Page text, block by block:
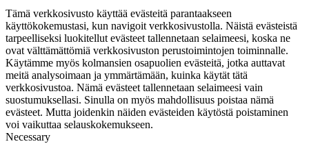
Tämä verkkosivusto käyttää evästeitä parantaakseen
käyttökokemustasi, kun navigoit verkkosivustolla. Näistä evästeistä
tarpeelliseksi luokitellut evästeet tallennetaan selaimeesi, koska ne
ovat välttämättömiä verkkosivuston perustoimintojen toiminnalle.
Käytämme myös kolmansien osapuolien evästeitä, jotka auttavat
meitä analysoimaan ja ymmärtämään, kuinka käytät tätä
verkkosivustoa. Nämä evästeet tallennetaan selaimeesi vain
suostumuksellasi. Sinulla on myös mahdollisuus poistaa nämä
evästeet. Mutta joidenkin näiden evästeiden käytöstä poistaminen
voi vaikuttaa selauskokemukseen.
Necessary